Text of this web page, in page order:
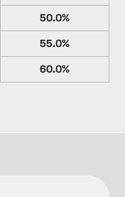
50.0%
55.0%
60.0%